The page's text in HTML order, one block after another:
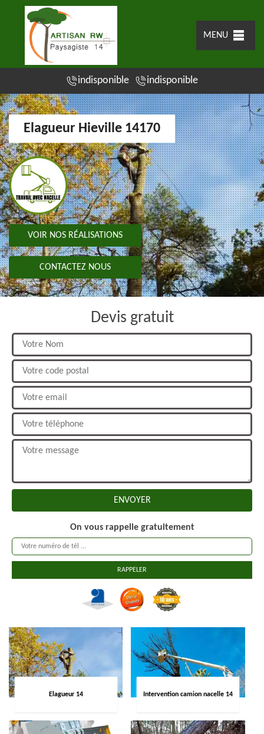
MENU
indisponible indisponible
Elagueur Hieville 14170
VOIR NOS RÉALISATIONS
CONTACTEZ NOUS
Devis gratuit
On vous rappelle gratuitement
Elagueur 14 Intervention camion nacelle 14